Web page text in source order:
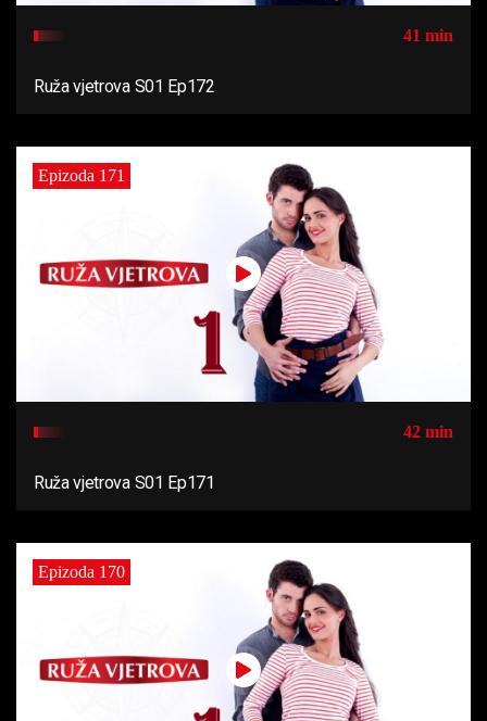
41 min
Ruža vjetrova S01 Ep172
Epizoda 171
42 min
Ruža vjetrova S01 Ep171
Epizoda 170